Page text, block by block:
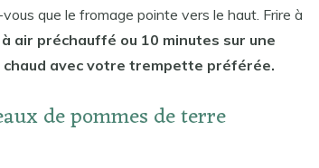
que le fromage pointe vers le haut. Frire à
air préchauffé ou 10 minutes sur une
avec votre trempette préférée.
de pommes de terre